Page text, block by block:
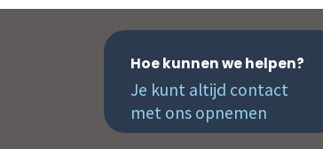
Hoe kunnen we helpen?
Je kunt altijd contact
met ons opnemen